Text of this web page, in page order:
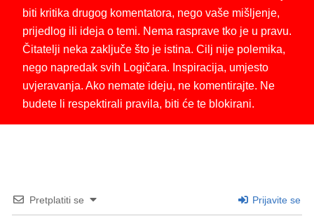
biti kritika drugog komentatora, nego vaše mišljenje,
prijedlog ili ideja o temi. Nema rasprave tko je u pravu.
Čitatelji neka zaključe što je istina. Cilj nije polemika,
nego napredak svih Logičara. Inspiracija, umjesto
uvjeravanja. Ako nemate ideju, ne komentirajte. Ne
budete li respektirali pravila, biti će te blokirani.
Pretplatiti se Prijavite se